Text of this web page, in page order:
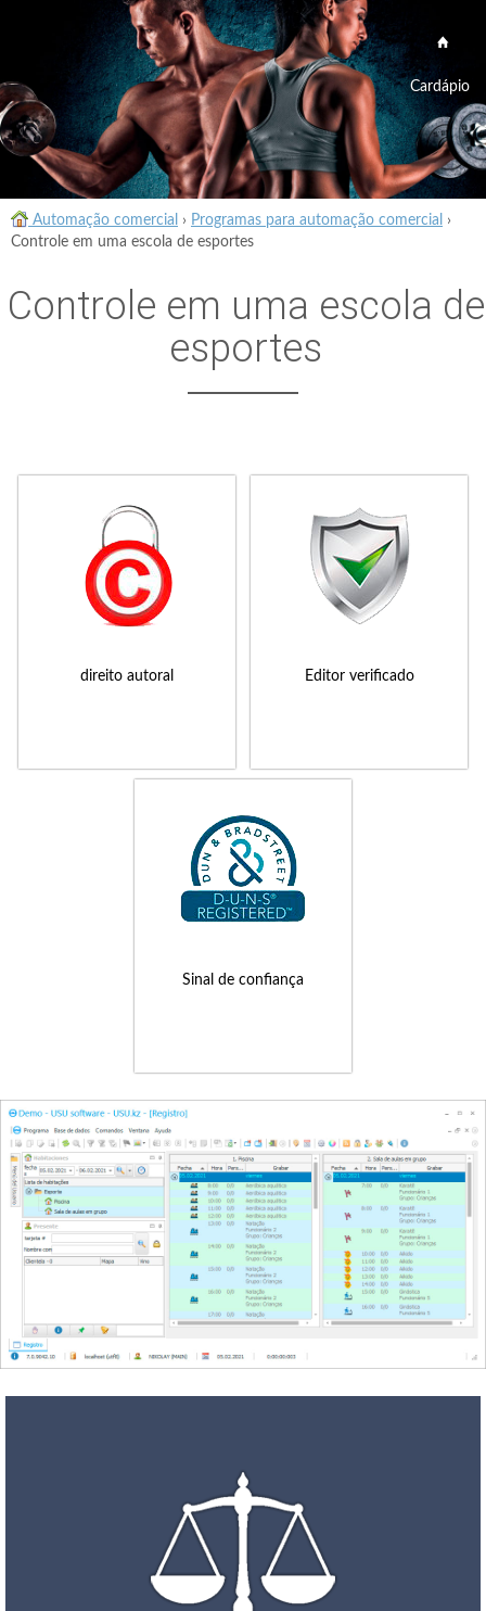
Cardápio
Automação comercial › Programas para automação comercial
›
Controle em uma escola de esportes
Controle em uma escola de
esportes
direito autoral Editor verificado
Sinal de confiança